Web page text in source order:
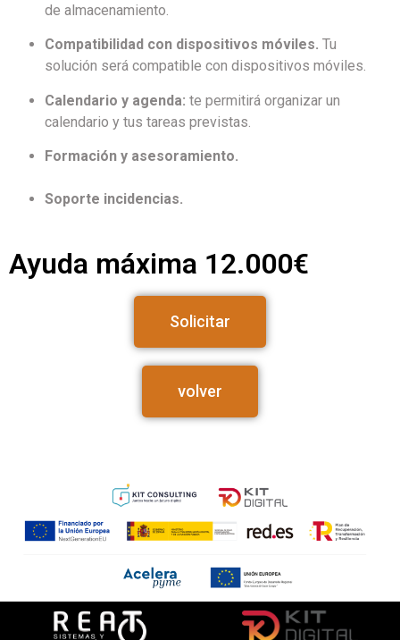
de almacenamiento.
Compatibilidad con dispositivos móviles. Tu
solución será compatible con dispositivos móviles.
Calendario y agenda: te permitirá organizar un
calendario y tus tareas previstas.
Formación y asesoramiento.
Soporte incidencias.
Ayuda máxima 12.000€
Solicitar
volver